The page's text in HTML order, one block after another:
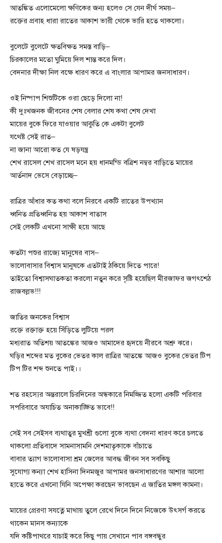
আতঙ্কিত এলোমেলো ক্ষণিকের জন্য হলেও সে যেন দীর্ঘ সময়–
রক্তের প্রবাহ ধারা রাতের আকাশ ভারী থেকে ভারি হতে থাকলো।
বুলেটে বুলেটে ক্ষতবিক্ষত সমস্ত বাড়ি–
চিরকালের মতো ঘুমিয়ে দিল শান্ত করে দিল।
বেদনার দীক্ষা নিল বক্ষে ধারণ করে এ বাংলার আপামর জনসাধারণ।
ওই নিষ্পাপ শিশুটিকে ওরা ছেড়ে দিলো না!
কী দুঃখজনক জীবনের শেষ বেলার শেষ কথা শেষ দেখা
মায়ের বুকে ফিরে যাওয়ার আকুতি কে একটা বুলেট
যথেষ্ট সেই রাত–
না জানা আরো কত যে ষড়যন্ত্র
শেখ রাসেল শেখ রাসেল মনে হয় ধানমন্ডি বত্রিশ নম্বর বাড়িতে মায়ের
আর্তনাদ ভেসে বেড়াচ্ছে–
রাত্রির আঁধার কত কথা বলে নিরবে একটি রাতের উপখ্যান
ধ্বনিত প্রতিধ্বনিত হয় আকাশ বাতাস
সেই লেকটি এখনো সাক্ষী হয়ে আছে
কতটা পশুর রাজ্যে মানুষের বাস–
ভালোবাসার বিশ্বাস মানুষকে এতটাই ঠকিয়ে দিতে পারে!
তাইতো বিশ্বাসঘাতকতা করলো নতুন করে সৃষ্টি হয়েছিল মীরজাফর জগৎশেঠ
রাজবল্লভ!!!
জাতির জনকের বিশ্বাস
রক্তে রক্তাক্ত হয়ে সিঁড়িতে লুটিয়ে পরল
মধ্যরাত অতিশয় আতঙ্কের আজও আমাদের হৃদয়ে নীরবে অশ্রু ঝরে।
ঘড়ির শব্দের মত বুকের ভেতর কাল রাত্রির আতঙ্কে আজও বুকের ভেতর টিপ
টিপ টির শব্দ শুনতে পাই।।
শত রহস্যের অন্তরালে চিরদিনের অন্ধকারে নিমজ্জিত হলো একটি পরিবার
সপরিবারে অযাচিত অনাকাঙ্ক্ষিত ভাবে!!
সেই সব সেইসব ব্যথাতুর মুখশ্রী গুলো বুকে ব্যথা বেদনা ধারণ করে চলতে
থাকলো প্রতিবাদে সামনাসামনি দেশমাতৃকাকে বাঁচাতে
বাবার ত্যাগ ভালোবাসা শ্রম জেলের আবদ্ধ জীবন সব সবকিছু
সুযোগ্য কন্যা শেখ হাসিনা দিনমজুর আপামর জনসাধারণের আশার আলো
হাতে করে এখনো যিনি অপেক্ষা করছেন ভাবছেন এ জাতির মঙ্গল কামনা।
মায়ের প্রেরণা সযত্নে মাথায় তুলে রেখে দিনে দিনে নিজেকে উৎসর্গ করতে
থাকেন মানস কন্যাকে
যদি কষ্টিপাথরে যাচাই করে কিছু পায় সেখানে পাব বঙ্গবন্ধুর